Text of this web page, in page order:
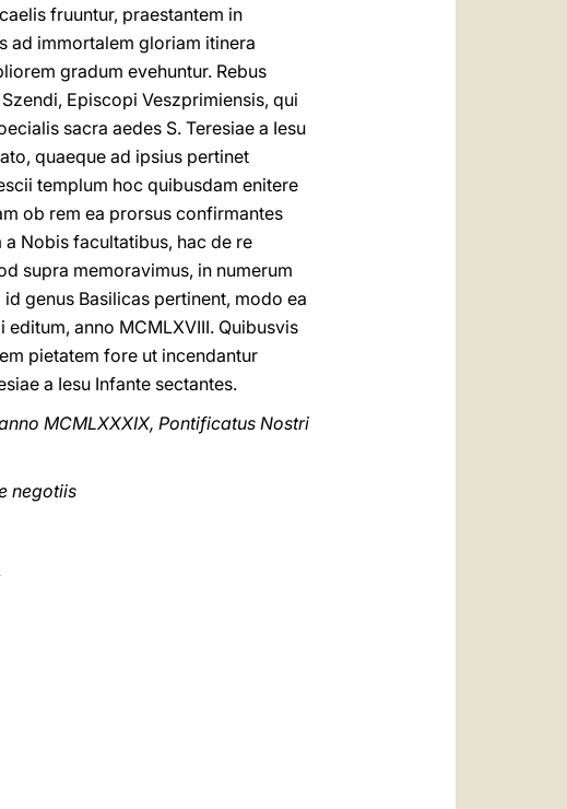
fruuntur, praestantem in
ad immortalem gloriam itinera
gradum evehuntur. Rebus
Episcopi Veszprimiensis, qui
sacra aedes S. Teresiae a Iesu
quaeque ad ipsius pertinet
templum hoc quibusdam enitere
ob rem ea prorsus confirmantes
Nobis facultatibus, hac de re
supra memoravimus, in numerum
genus Basilicas pertinent, modo ea
anno MCMLXVIII. Quibusvis
pietatem fore ut incendantur
a Iesu Infante sectantes.
MCMLXXXIX, Pontificatus Nostri
negotiis